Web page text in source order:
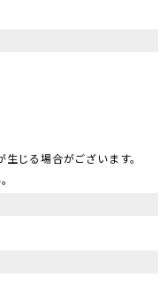
じる場合がございます。